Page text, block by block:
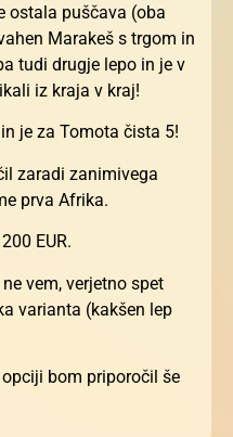
ostala puščava (oba
Marakeš s trgom in
tudi drugje lepo in je v
iz kraja v kraj!
je za Tomota čista 5!
zaradi zanimivega
prva Afrika.
EUR.
vem, verjetno spet
varianta (kakšen lep
bom priporočil še